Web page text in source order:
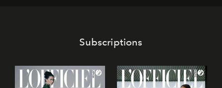
Subscriptions